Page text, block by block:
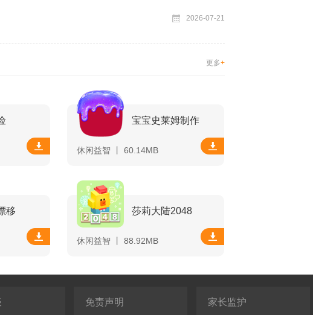
2026-07-21
更多+
宝宝史莱姆制作
休闲益智 丨 60.14MB
移 莎莉大陆2048
休闲益智 丨 88.92MB
免责声明 家长监护